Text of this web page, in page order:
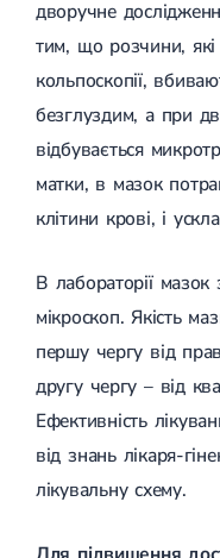
дворучне
тим, що розчини,
кольпоскопії,
безглуздим, а при
відбувається
матки, в мазок
клітини крові, і
В лабораторії
мікроскоп. Якість
першу чергу від
другу чергу – від
Ефективність
від знань лікаря-
лікувальну схему.